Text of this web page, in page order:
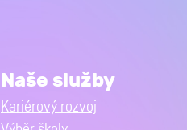
Naše služby
Kariérový rozvoj